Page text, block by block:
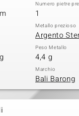
Numero pietre
1
Metallo prezioso
Argento
Peso Metallo
4,4 g
Marchio
Bali Barong